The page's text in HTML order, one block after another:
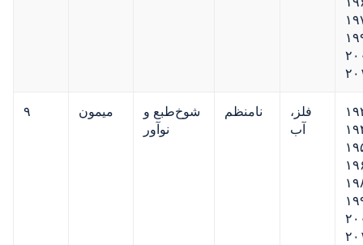
۹ میمون
شوخ‌طبع و
نوآور
نامنظم
فلز،
آب